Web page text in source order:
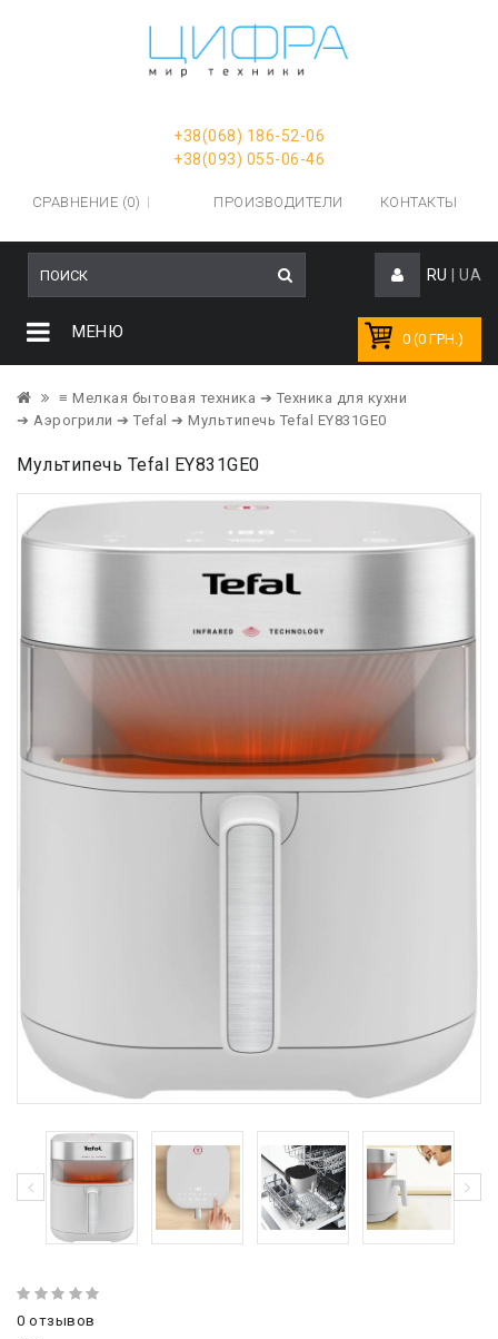
+38(068) 186-52-06
+38(093) 055-06-46
СРАВНЕНИЕ (0) ПРОИЗВОДИТЕЛИ КОНТАКТЫ
RU UA
0 (0 ГРН.)
МЕНЮ
≡ Мелкая бытовая техника ➔ Техника для кухни
➔ Аэрогрили ➔ Tefal ➔ Мультипечь Tefal EY831GE0
Мультипечь Tefal EY831GE0
0 отзывов